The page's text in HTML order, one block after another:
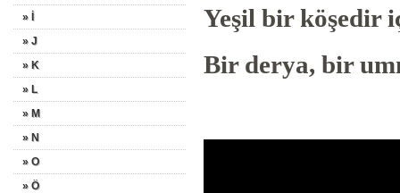
» İ
» J
» K
» L
» M
» N
» O
» Ö
Yeşil bir
Bir derya, bir